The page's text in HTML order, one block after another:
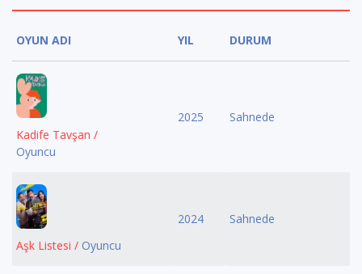
OYUN ADI YIL DURUM
Kadife Tavşan /
Oyuncu
2025 Sahnede
Aşk Listesi / Oyuncu
2024 Sahnede